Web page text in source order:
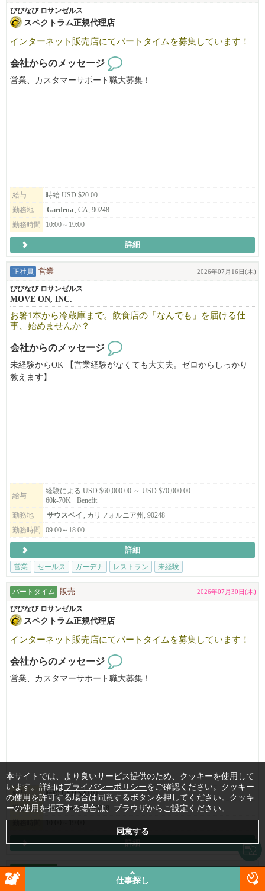
びびなび ロサンゼルス
スペクトラム正規代理店
インターネット販売店にてパートタイムを募集しています！
会社からのメッセージ
営業、カスタマーサポート職大募集！
給与
時給 USD $20.00
勤務地
Gardena, CA, 90248
勤務時間
10:00～19:00
詳細
正社員 営業 2026年07月16日(木)
びびなび ロサンゼルス
MOVE ON, INC.
お箸1本から冷蔵庫まで。飲食店の「なんでも」を届ける仕
事、始めませんか？
会社からのメッセージ
未経験からOK 【営業経験がなくても大丈夫。ゼロからしっかり
教えます】
★★こんな方歓迎↓↓★★
・未経験から営業に挑戦したい方
・アメリカで働くのが初めての方
・気さくで社員思いの社長のもとで働きたい方
・経営者の人柄や社風を重視する方
・安定企業で安心してキャリアを積みたい方
・人と話すのが好きな方
・お客様との長期的な関係づくりにやりがいを感じる方
給与
経験による USD $60,000.00 ～ USD $70,000.00
60k-70K+ Benefit
勤務地
サウスベイ , カリフォルニア州, 90248
勤務時間
09:00～18:00
詳細
営業
セールス ガーデナ レストラン 未経験
パートタイム 販売 2026年07月30日(木)
びびなび ロサンゼルス
スペクトラム正規代理店
インターネット販売店にてパートタイムを募集しています！
会社からのメッセージ
営業、カスタマーサポート職大募集！
給与
時給 USD $20.00
勤務地
Gardena, CA, 90248
勤務時間 10:00～19:00
詳細
パートタイム フード・飲食店 2026年07月24日(金)
びびなび ロサンゼルス
仕事探し
本サイトでは、より良いサービス提供のため、クッキーを使用して
います。詳細はプライバシーポリシーをご確認ください。クッキー
の使用を許可する場合は同意するボタンを押してください。クッキ
ーの使用を拒否する場合は、ブラウザからご設定ください。